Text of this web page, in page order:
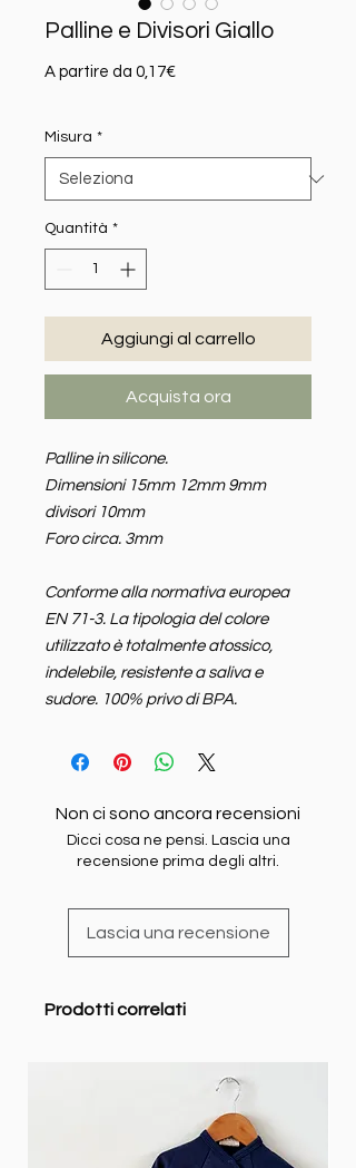
Palline e Divisori Giallo
A partire da 0,17€Prezzo scontato
Misura *
Quantità *
Aggiungi al carrello
Acquista ora
Palline in silicone.
Dimensioni 15mm 12mm 9mm
divisori 10mm
Foro circa. 3mm
Conforme alla normativa europea
EN 71-3. La tipologia del colore
utilizzato è totalmente atossico,
indelebile, resistente a saliva e
sudore. 100% privo di BPA.
Non ci sono ancora recensioni
Dicci cosa ne pensi. Lascia una
recensione prima degli altri.
Lascia una recensione
Prodotti correlati